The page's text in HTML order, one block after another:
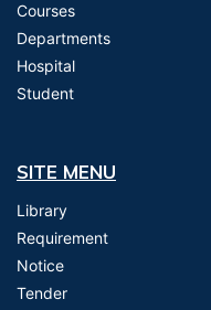
Courses
Departments
Hospital
Student
SITE MENU
Library
Requirement
Notice
Tender